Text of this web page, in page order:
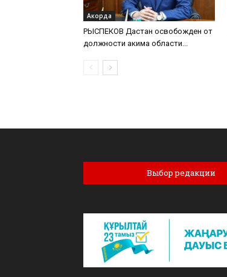
Акорда
РЫСПЕКОВ Дастан освобожден от
должности акима области...
Выбор редакции